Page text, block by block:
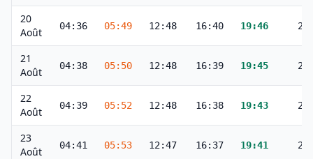
20
Août
04:36 05:49 12:48 16:40 19:46
21
Août
04:38 05:50 12:48 16:39 19:45
22
Août
04:39 05:52 12:48 16:38 19:43
23
Août
04:41 05:53 12:47 16:37 19:41